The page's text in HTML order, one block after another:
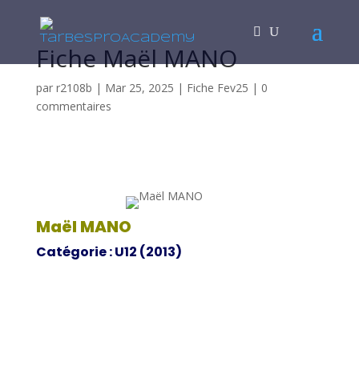
Fiche Maël MANO
par r2108b | Mar 25, 2025 | Fiche Fev25 | 0
commentaires
Maël MANO
Catégorie : U12 (2013)